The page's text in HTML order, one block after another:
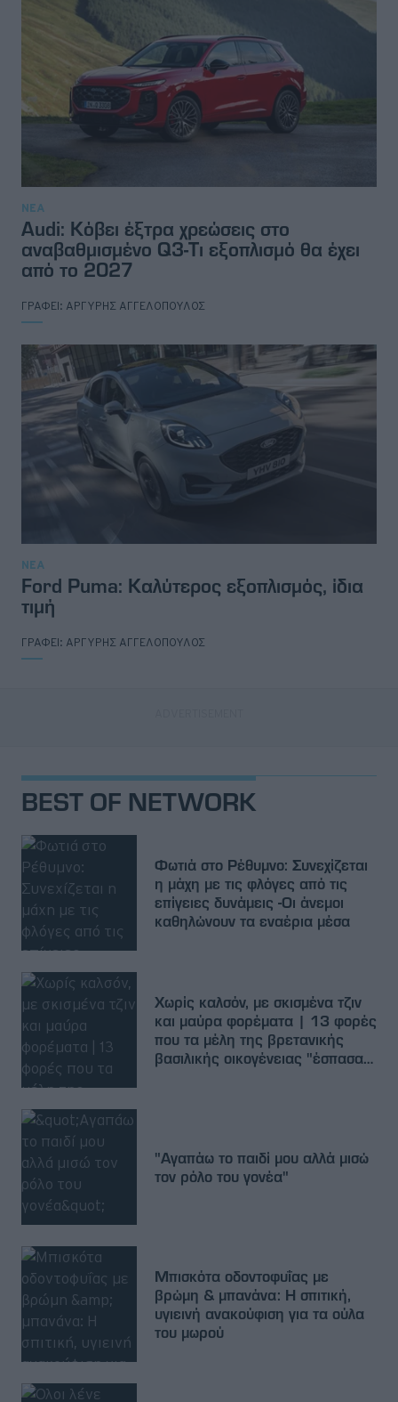
ΝΕΑ
Audi: Κόβει έξτρα χρεώσεις στο
αναβαθμισμένο Q3-Τι εξοπλισμό θα έχει
από το 2027
ΓΡΑΦΕΙ: ΑΡΓΥΡΗΣ ΑΓΓΕΛΟΠΟΥΛΟΣ
ΝΕΑ
Ford Puma: Καλύτερος εξοπλισμός, ίδια
τιμή
ΓΡΑΦΕΙ: ΑΡΓΥΡΗΣ ΑΓΓΕΛΟΠΟΥΛΟΣ
BEST OF NETWORK
Φωτιά στο Ρέθυμνο: Συνεχίζεται
η μάχη με τις φλόγες από τις
επίγειες δυνάμεις -Οι άνεμοι
καθηλώνουν τα εναέρια μέσα
Χωρίς καλσόν, με σκισμένα τζιν
και μαύρα φορέματα | 13 φορές
που τα μέλη της βρετανικής
βασιλικής οικογένειας "έσπασαν"
"Αγαπάω το παιδί μου αλλά μισώ
τον ρόλο του γονέα"
Μπισκότα οδοντοφυΐας με
βρώμη & μπανάνα: Η σπιτική,
υγιεινή ανακούφιση για τα ούλα
του μωρού